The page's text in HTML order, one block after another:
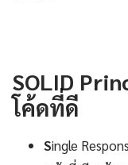
SOLID
โค้ดที่ดี
Single